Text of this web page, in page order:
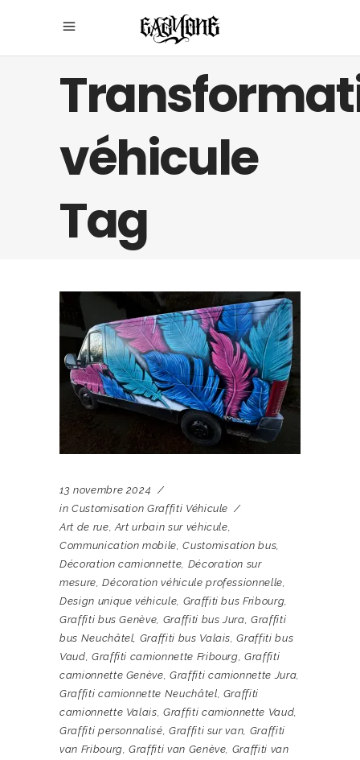
véhicule
Tag
13 novembre 2024
in Customisation Graffiti Véhicule
Art de rue,Art urbain sur véhicule,
Communication mobile,Customisation bus,
Décoration camionnette, Décoration sur
mesure,Décoration véhicule professionnelle,
Design unique véhicule, Graffiti bus Fribourg,
Graffiti bus Genève, Graffiti bus Jura,Graffiti
bus Neuchâtel, Graffiti bus Valais,Graffiti bus
Vaud, Graffiti camionnette Fribourg,Graffiti
camionnette Genève,Graffiti camionnette Jura,
Graffiti camionnette Neuchâtel, Graffiti
camionnette Valais,Graffiti camionnette Vaud,
Graffiti personnalisé, Graffiti sur van, Graffiti
van Fribourg,Graffiti van Genève, Graffiti van